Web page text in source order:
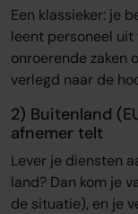
Een klassieker: je
leent personeel uit
onroerende zaken
verlegd naar de
2) Buitenland
afnemer telt
Lever je diensten
land? Dan kom je
de situatie), en je